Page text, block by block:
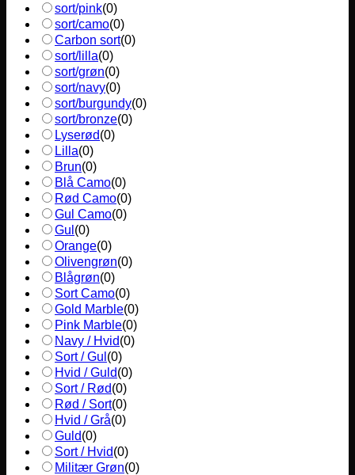
sort/pink(0)
sort/camo(0)
Carbon sort(0)
sort/lilla(0)
sort/grøn(0)
sort/navy(0)
sort/burgundy(0)
sort/bronze(0)
Lyserød(0)
Lilla(0)
Brun(0)
Blå Camo(0)
Rød Camo(0)
Gul Camo(0)
Gul (0)
Orange(0)
Olivengrøn(0)
Blågrøn(0)
Sort Camo(0)
Gold Marble(0)
Pink Marble(0)
Navy / Hvid(0)
Sort / Gul (0)
Hvid / Guld(0)
Sort / Rød(0)
Rød / Sort(0)
Hvid / Grå(0)
Guld(0)
Sort / Hvid(0)
Militær Grøn(0)